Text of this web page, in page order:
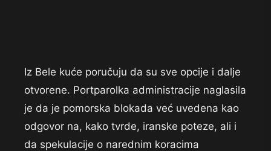
Iz Bele kuće poručuju da su sve opcije i dalje
otvorene. Portparolka administracije naglasila
je da je pomorska blokada već uvedena kao
odgovor na, kako tvrde, iranske poteze, ali i
da spekulacije o narednim koracima